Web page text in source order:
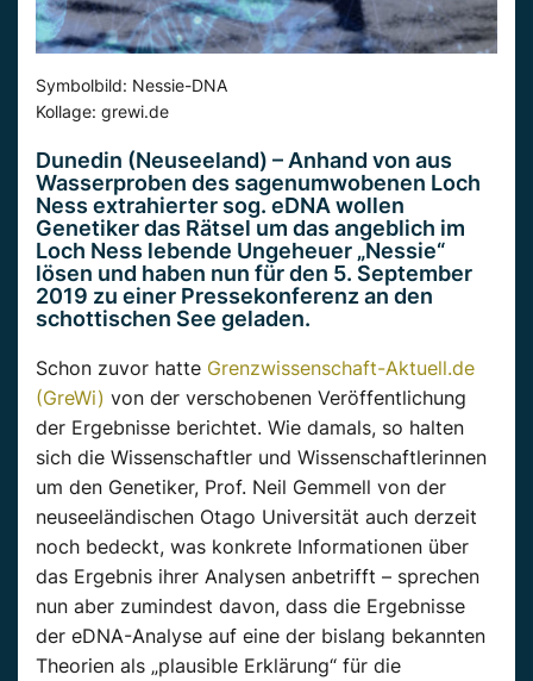
Symbolbild: Nessie-DNA
Kollage: grewi.de
Dunedin (Neuseeland) – Anhand von aus
Wasserproben des sagenumwobenen Loch
Ness extrahierter sog. eDNA wollen
Genetiker das Rätsel um das angeblich im
Loch Ness lebende Ungeheuer „Nessie“
lösen und haben nun für den 5. September
2019 zu einer Pressekonferenz an den
schottischen See geladen.
Schon zuvor hatte Grenzwissenschaft-Aktuell.de
(GreWi) von der verschobenen Veröffentlichung
der Ergebnisse berichtet. Wie damals, so halten
sich die Wissenschaftler und Wissenschaftlerinnen
um den Genetiker, Prof. Neil Gemmell von der
neuseeländischen Otago Universität auch derzeit
noch bedeckt, was konkrete Informationen über
das Ergebnis ihrer Analysen anbetrifft – sprechen
nun aber zumindest davon, dass die Ergebnisse
der eDNA-Analyse auf eine der bislang bekannten
Theorien als „plausible Erklärung“ für die